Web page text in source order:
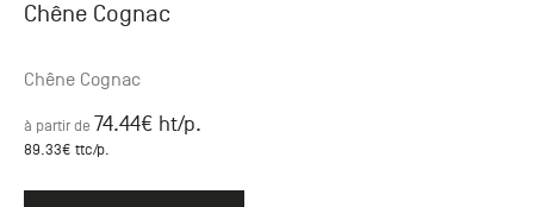
Chêne Cognac
Chêne Cognac
à partir de 74.44€ ht/p.
89.33€ ttc/p.